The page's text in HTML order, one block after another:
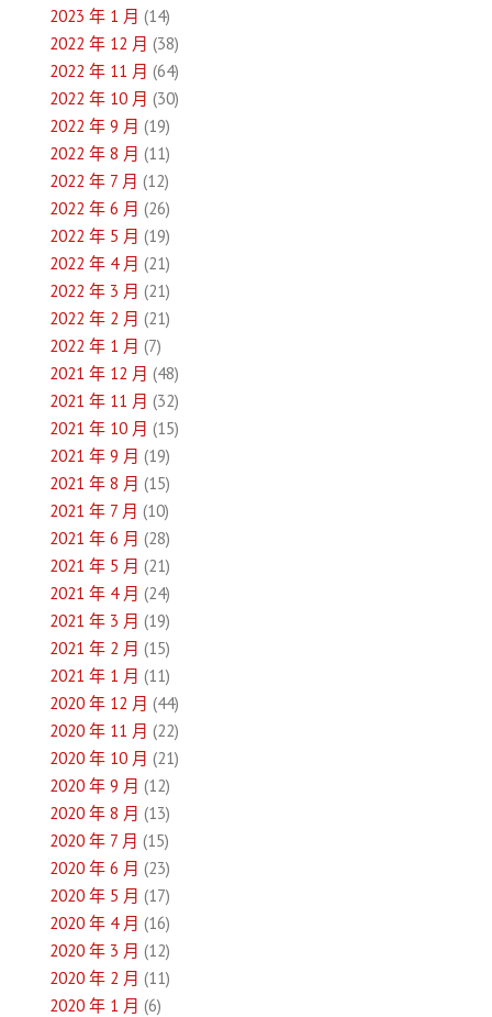
2023 年 1 月 (14)
2022 年 12 月 (38)
2022 年 11 月 (64)
2022 年 10 月 (30)
2022 年 9 月 (19)
2022 年 8 月 (11)
2022 年 7 月 (12)
2022 年 6 月 (26)
2022 年 5 月 (19)
2022 年 4 月 (21)
2022 年 3 月 (21)
2022 年 2 月 (21)
2022 年 1 月 (7)
2021 年 12 月 (48)
2021 年 11 月 (32)
2021 年 10 月 (15)
2021 年 9 月 (19)
2021 年 8 月 (15)
2021 年 7 月 (10)
2021 年 6 月 (28)
2021 年 5 月 (21)
2021 年 4 月 (24)
2021 年 3 月 (19)
2021 年 2 月 (15)
2021 年 1 月 (11)
2020 年 12 月 (44)
2020 年 11 月 (22)
2020 年 10 月 (21)
2020 年 9 月 (12)
2020 年 8 月 (13)
2020 年 7 月 (15)
2020 年 6 月 (23)
2020 年 5 月 (17)
2020 年 4 月 (16)
2020 年 3 月 (12)
2020 年 2 月 (11)
2020 年 1 月 (6)